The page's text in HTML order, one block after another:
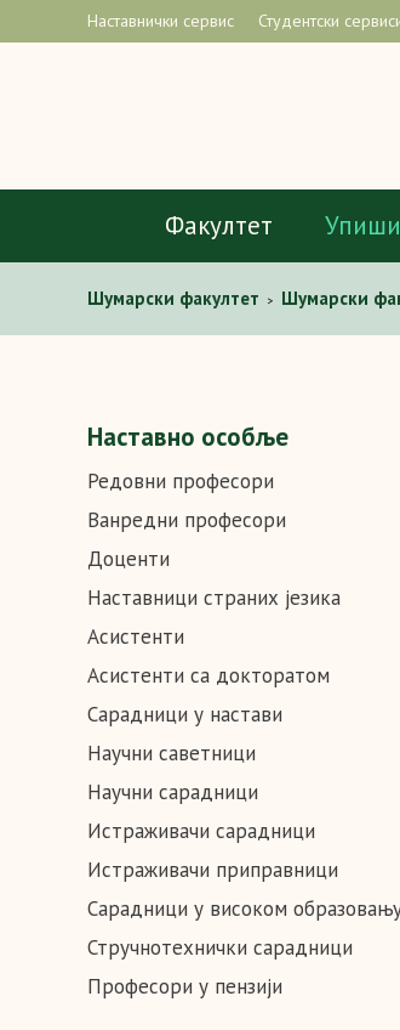
Наставнички сервис Студентски
Факултет
Шумарски факултет > Шумарски
Наставно особље
Редовни професори
Ванредни професори
Доценти
Наставници страних језика
Асистенти
Асистенти са докторатом
Сарадници у настави
Научни саветници
Научни сарадници
Истраживачи сарадници
Истраживачи приправници
Сарадници у високом
Стручнотехнички сарадници
Професори у пензији